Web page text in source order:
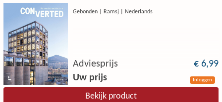
Gebonden | Ramsj | Nederlands
Adviesprijs
€ 6,99
Uw prijs
Inloggen
Bekijk product